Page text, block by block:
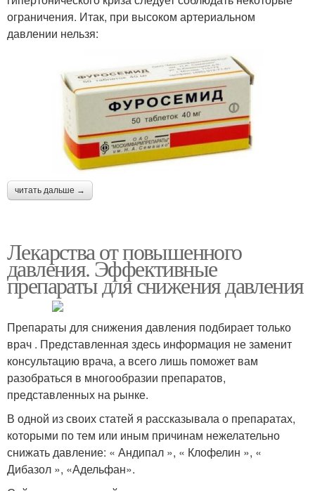
ограничения. Итак, при высоком артериальном
давлении нельзя:
читать дальше →
Лекарства от повышенного
давления. Эффективные
препараты для снижения давления
Препараты для снижения давления подбирает только
врач . Представленная здесь информация не заменит
консультацию врача, а всего лишь поможет вам
разобраться в многообразии препаратов,
представленных на рынке.
В одной из своих статей я рассказывала о препаратах,
которыми по тем или иным причинам нежелательно
снижать давление: « Андипал », « Клофелин », «
Дибазол », «Адельфан».